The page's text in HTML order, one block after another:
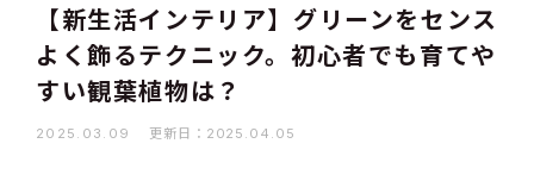
【新生活インテリア】グリーンをセンス
よく飾るテクニック。初心者でも育てや
すい観葉植物は？
2025.03.09 更新日： 2025.04.05